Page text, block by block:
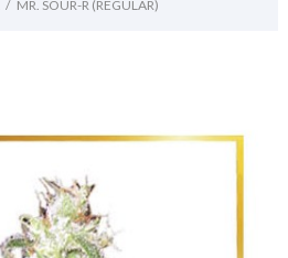
MR. SOUR-R (REGULAR)